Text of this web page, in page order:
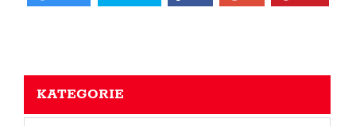
KATEGORIE